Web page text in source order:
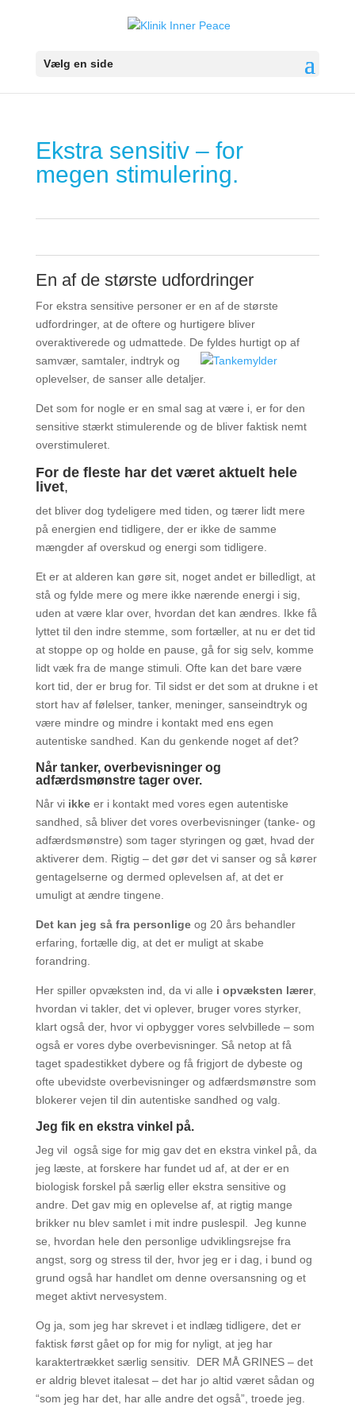
Vælg en side
Ekstra sensitiv – for
megen stimulering.
En af de største udfordringer
For ekstra sensitive personer er en af de største
udfordringer, at de oftere og hurtigere bliver
overaktiverede og udmattede. De fyldes hurtigt op af
samvær, samtaler, indtryk og
oplevelser, de sanser alle detaljer.
Det som for nogle er en smal sag at være i, er for den
sensitive stærkt stimulerende og de bliver faktisk nemt
overstimuleret.
For de fleste har det været aktuelt hele
livet,
det bliver dog tydeligere med tiden, og tærer lidt mere
på energien end tidligere, der er ikke de samme
mængder af overskud og energi som tidligere.
Et er at alderen kan gøre sit, noget andet er billedligt, at
stå og fylde mere og mere ikke nærende energi i sig,
uden at være klar over, hvordan det kan ændres. Ikke få
lyttet til den indre stemme, som fortæller, at nu er det tid
at stoppe op og holde en pause, gå for sig selv, komme
lidt væk fra de mange stimuli. Ofte kan det bare være
kort tid, der er brug for. Til sidst er det som at drukne i et
stort hav af følelser, tanker, meninger, sanseindtryk og
være mindre og mindre i kontakt med ens egen
autentiske sandhed. Kan du genkende noget af det?
Når tanker, overbevisninger og
adfærdsmønstre tager over.
Når vi ikkeer i kontakt med vores egen autentiske
sandhed, så bliver det vores overbevisninger (tanke- og
adfærdsmønstre) som tager styringen og gæt, hvad der
aktiverer dem. Rigtig – det gør det vi sanser og så kører
gentagelserne og dermed oplevelsen af, at det er
umuligt at ændre tingene.
Det kan jeg så fra personligeog 20 års behandler
erfaring, fortælle dig, at det er muligt at skabe
forandring.
Her spiller opvæksten ind, da vi alle i opvæksten lærer,
hvordan vi takler, det vi oplever, bruger vores styrker,
klart også der, hvor vi opbygger vores selvbillede – som
også er vores dybe overbevisninger. Så netop at få
taget spadestikket dybere og få frigjort de dybeste og
ofte ubevidste overbevisninger og adfærdsmønstre som
blokerer vejen til din autentiske sandhed og valg.
Jeg fik en ekstra vinkel på.
Jeg vil også sige for mig gav det en ekstra vinkel på, da
jeg læste, at forskere har fundet ud af, at der er en
biologisk forskel på særlig eller ekstra sensitive og
andre. Det gav mig en oplevelse af, at rigtig mange
brikker nu blev samlet i mit indre puslespil. Jeg kunne
se, hvordan hele den personlige udviklingsrejse fra
angst, sorg og stress til der, hvor jeg er i dag, i bund og
grund også har handlet om denne oversansning og et
meget aktivt nervesystem.
Og ja, som jeg har skrevet i et indlæg tidligere, det er
faktisk først gået op for mig for nyligt, at jeg har
karaktertrækket særlig sensitiv. DER MÅ GRINES – det
er aldrig blevet italesat – det har jo altid været sådan og
“som jeg har det, har alle andre det også”, troede jeg.